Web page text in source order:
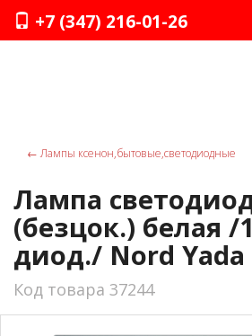
+7 (347) 216-01-26
←Лампы ксенон,бытовые,светодиодные
Лампа
(безцок.) белая /
диод./ Nord Yada
Код товара 37244